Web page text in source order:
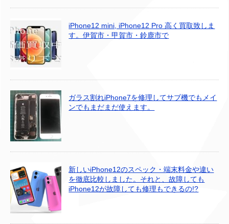
iPhone12 mini, iPhone12 Pro 高く買取致しま
す。伊賀市・甲賀市・鈴鹿市で
ガラス割れiPhone7を修理してサブ機でもメイ
ンでもまだまだ使えます。
新しいiPhone12のスペック・端末料金や違い
を徹底比較しました。それと、故障しても
iPhone12が故障しても修理もできるの!?